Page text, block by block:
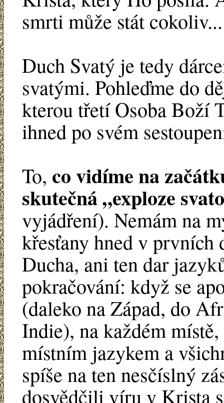
smrti může stát cokoliv...
Duch Svatý je tedy
svatými. Pohleďme do
kterou třetí Osoba Boží
ihned po svém
To, co vidíme na
skutečná „exploze
vyjádření). Nemám na
křesťany hned v prvních
Ducha, ani ten dar
pokračování: když se
(daleko na Západ, do
Indie), na každém
místním jazykem a
spíše na ten nesčíslný
dosvědčili víru v Krista